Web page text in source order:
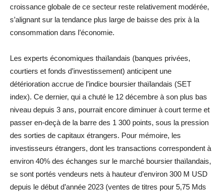
croissance globale de ce secteur reste relativement modérée,
s’alignant sur la tendance plus large de baisse des prix à la
consommation dans l’économie.
Les experts économiques thaïlandais (banques privées,
courtiers et fonds d’investissement) anticipent une
détérioration accrue de l’indice boursier thaïlandais (SET
index). Ce dernier, qui a chuté le 12 décembre à son plus bas
niveau depuis 3 ans, pourrait encore diminuer à court terme et
passer en-deçà de la barre des 1 300 points, sous la pression
des sorties de capitaux étrangers. Pour mémoire, les
investisseurs étrangers, dont les transactions correspondent à
environ 40% des échanges sur le marché boursier thaïlandais,
se sont portés vendeurs nets à hauteur d’environ 300 M USD
depuis le début d’année 2023 (ventes de titres pour 5,75 Mds